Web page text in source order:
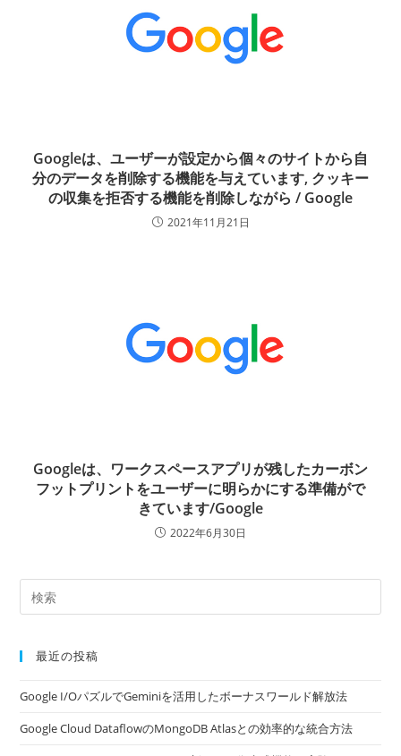
Googleは、ユーザーが設定から個々のサイトから自
分のデータを削除する機能を与えています, クッキー
の収集を拒否する機能を削除しながら / Google
2021年11月21日
Googleは、ワークスペースアプリが残したカーボン
フットプリントをユーザーに明らかにする準備がで
きています/Google
2022年6月30日
最近の投稿
Google I/OパズルでGeminiを活用したボーナスワールド解放法
Google Cloud DataflowのMongoDB Atlasとの効率的な統合方法